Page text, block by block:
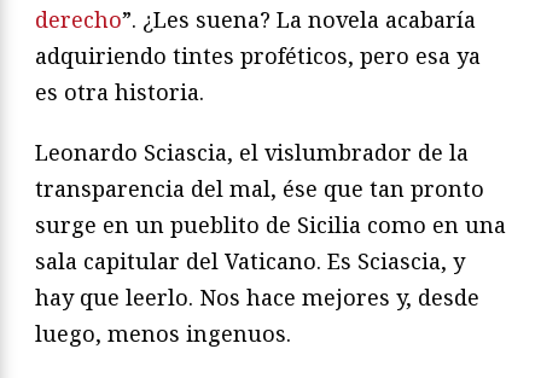
derecho”. ¿Les suena? La novela acabaría
adquiriendo tintes proféticos, pero esa ya
es otra historia.
Leonardo Sciascia, el vislumbrador de la
transparencia del mal, ése que tan pronto
surge en un pueblito de Sicilia como en una
sala capitular del Vaticano. Es Sciascia, y
hay que leerlo. Nos hace mejores y, desde
luego, menos ingenuos.